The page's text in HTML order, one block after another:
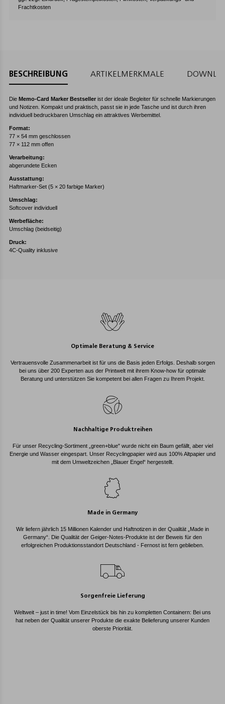
Frachtkosten
BESCHREIBUNG ARTIKELMERKMALE
Die Memo-Card Marker Bestseller ist der ideale Begleiter für schnelle Markierungen
und Notizen. Kompakt und praktisch, passt sie in jede Tasche und ist durch ihren
individuell bedruckbaren Umschlag ein attraktives Werbemittel.
Format:
77 × 54 mm geschlossen
77 × 112 mm offen
Verarbeitung:
abgerundete Ecken
Ausstattung:
Haftmarker-Set (5 × 20 farbige Marker)
Umschlag:
Softcover individuell
Werbefläche:
Umschlag (beidseitig)
Druck:
4C-Quality inklusive
Optimale Beratung & Service
Vertrauensvolle Zusammenarbeit ist für uns die Basis jeden Erfolgs. Deshalb sorgen
bei uns über 200 Experten aus der Printwelt mit ihrem Know-how für optimale
Beratung und unterstützen Sie kompetent bei allen Fragen zu Ihrem Projekt.
Nachhaltige Produktreihen
Für unser Recycling-Sortiment „green+blue" wurde nicht ein Baum gefällt, aber viel
Energie und Wasser eingespart. Unser Recyclingpapier wird aus 100% Altpapier und
mit dem Umweltzeichen „Blauer Engel“ hergestellt.
Made in Germany
Wir liefern jährlich 15 Millionen Kalender und Haftnotizen in der Qualität „Made in
Germany“. Die Qualität der Geiger-Notes-Produkte ist der Beweis für den
erfolgreichen Produktionsstandort Deutschland - Fernost ist fern geblieben.
Sorgenfreie Lieferung
Weltweit – just in time! Vom Einzelstück bis hin zu kompletten Containern: Bei uns
hat neben der Qualität unserer Produkte die exakte Belieferung unserer Kunden
oberste Priorität.